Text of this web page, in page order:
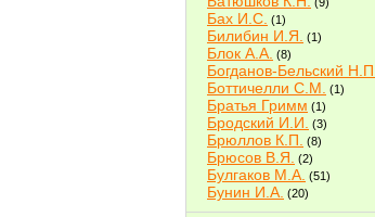
Бах И.С. (1)
Билибин И.Я. (1)
Блок А.А. (8)
Богданов-Бельский Н.П.
Боттичелли С.М. (1)
Братья Гримм (1)
Бродский И.И. (3)
Брюллов К.П. (8)
Брюсов В.Я. (2)
Булгаков М.А. (51)
Бунин И.А. (20)
Быков В.В.(2)